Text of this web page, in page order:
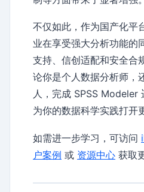
不仅如此，作为国产化平
业在享受强大分析功能的
支持、信创适配和安全合
论你是个人数据分析师，
人，完成 SPSS Modeler
为你的数据科学实践打开
如需进一步学习，可访问
户案例 或 资源中心 获取